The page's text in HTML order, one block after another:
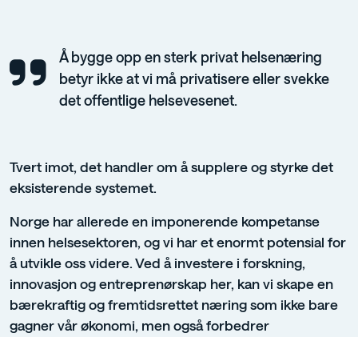
Å bygge opp en sterk privat helsenæring
betyr ikke at vi må privatisere eller svekke
det offentlige helsevesenet.
Tvert imot, det handler om å supplere og styrke det
eksisterende systemet.
Norge har allerede en imponerende kompetanse
innen helsesektoren, og vi har et enormt potensial for
å utvikle oss videre. Ved å investere i forskning,
innovasjon og entreprenørskap her, kan vi skape en
bærekraftig og fremtidsrettet næring som ikke bare
gagner vår økonomi, men også forbedrer